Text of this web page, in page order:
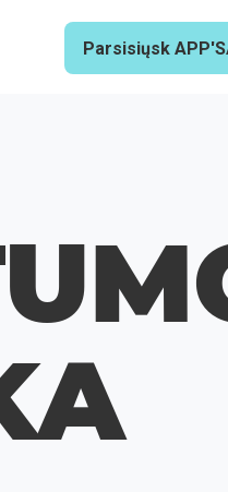
Parsisiųsk